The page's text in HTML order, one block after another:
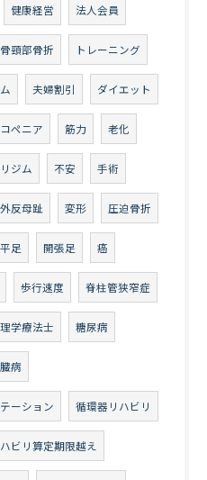
健康経営 法人会員
頸部骨折 トレーニング
夫婦割引 ダイエット
ペニア 筋力 老化
ジム 不安 手術
外反母趾 変形 圧迫骨折
足 開張足 癌
歩行速度 脊柱管狭窄症
理学療法士 糖尿病
病
ーション 循環器リハビリ
ビリ算定期限越え